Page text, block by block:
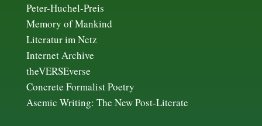
Peter-Huchel-Preis
Memory of Mankind
Literatur im Netz
Internet Archive
theVERSEverse
Concrete Formalist Poetry
Asemic Writing: The New Post-Literate